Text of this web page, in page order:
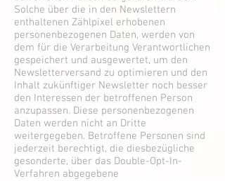
Solche über die in den Newslettern
enthaltenen Zählpixel erhobenen
personenbezogenen Daten, werden von
dem für die Verarbeitung Verantwortlichen
gespeichert und ausgewertet, um den
Newsletterversand zu optimieren und den
Inhalt zukünftiger Newsletter noch besser
den Interessen der betroffenen Person
anzupassen. Diese personenbezogenen
Daten werden nicht an Dritte
weitergegeben. Betroffene Personen sind
jederzeit berechtigt, die diesbezügliche
gesonderte, über das Double-Opt-In-
Verfahren abgegebene